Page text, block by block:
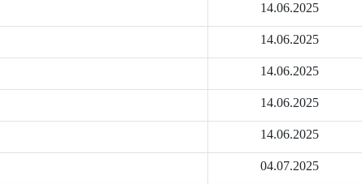
14.06.2025
14.06.2025
14.06.2025
14.06.2025
14.06.2025
04.07.2025